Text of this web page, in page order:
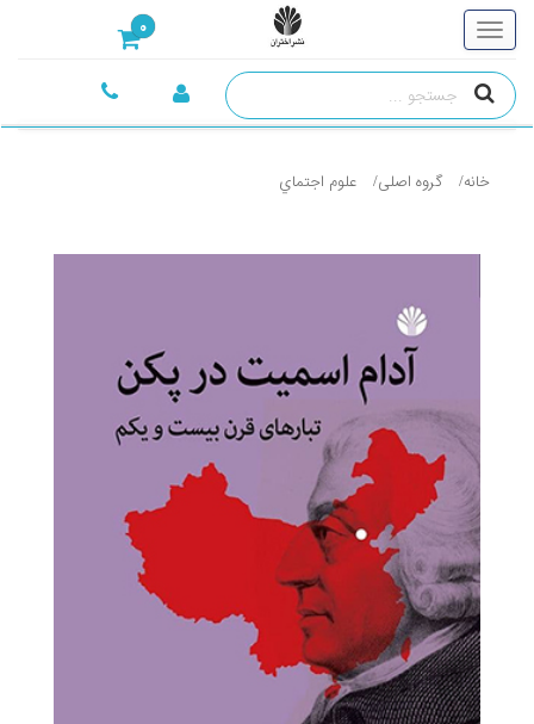
0
خانه گروه اصلی علوم اجتماي